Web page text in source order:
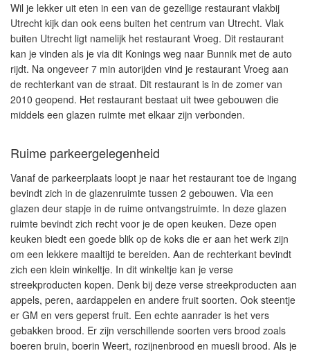
Wil je lekker uit eten in een van de gezellige restaurant vlakbij
Utrecht kijk dan ook eens buiten het centrum van Utrecht. Vlak
buiten Utrecht ligt namelijk het restaurant Vroeg. Dit restaurant
kan je vinden als je via dit Konings weg naar Bunnik met de auto
rijdt. Na ongeveer 7 min autorijden vind je restaurant Vroeg aan
de rechterkant van de straat. Dit restaurant is in de zomer van
2010 geopend. Het restaurant bestaat uit twee gebouwen die
middels een glazen ruimte met elkaar zijn verbonden.
Ruime parkeergelegenheid
Vanaf de parkeerplaats loopt je naar het restaurant toe de ingang
bevindt zich in de glazenruimte tussen 2 gebouwen. Via een
glazen deur stapje in de ruime ontvangstruimte. In deze glazen
ruimte bevindt zich recht voor je de open keuken. Deze open
keuken biedt een goede blik op de koks die er aan het werk zijn
om een lekkere maaltijd te bereiden. Aan de rechterkant bevindt
zich een klein winkeltje. In dit winkeltje kan je verse
streekproducten kopen. Denk bij deze verse streekproducten aan
appels, peren, aardappelen en andere fruit soorten. Ook steentje
er GM en vers geperst fruit. Een echte aanrader is het vers
gebakken brood. Er zijn verschillende soorten vers brood zoals
boeren bruin, boerin Weert, rozijnenbrood en muesli brood. Als je